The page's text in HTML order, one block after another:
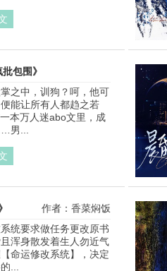
包围》
作者：一口甜西瓜
之中，训狗？呵，他可
能让所有人都趋之若
人迷abo文里，成
男...
作者：香菜焖饭
统要求做任务更改原书
浑身散发着生人勿近气
命运修改系统】，决定
...